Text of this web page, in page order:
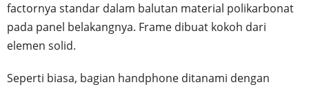
factornya standar dalam balutan material polikarbonat
pada panel belakangnya. Frame dibuat kokoh dari
elemen solid.
Seperti biasa, bagian handphone ditanami dengan